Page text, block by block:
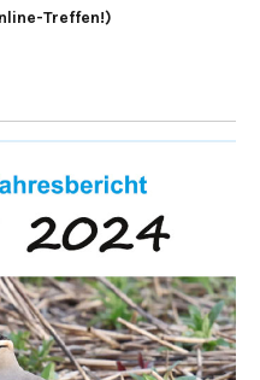
Treffen!)